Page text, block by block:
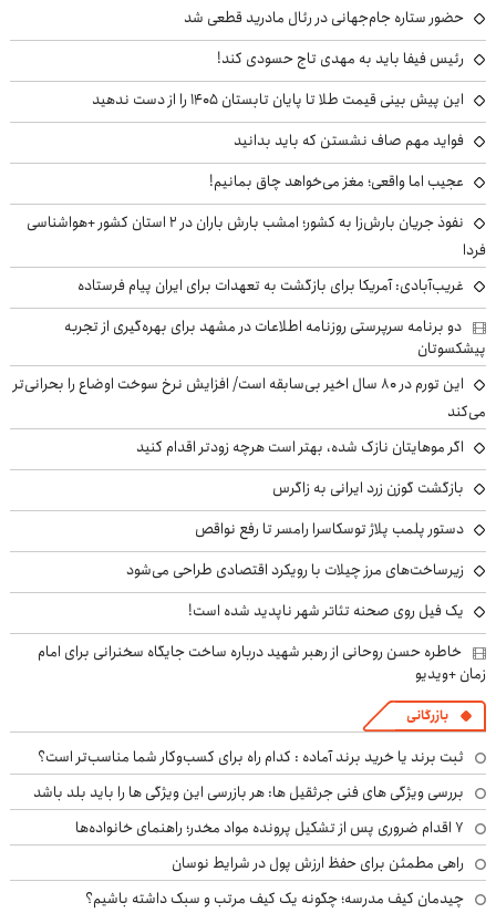
حضور ستاره جام‌جهانی در رئال مادرید قطعی شد
رئیس فیفا باید به مهدی تاج حسودی کند!
این پیش بینی قیمت طلا تا پایان تابستان ۱۴۰۵ را از دست ندهید
فواید مهم صاف نشستن که باید بدانید
عجیب اما واقعی؛ مغز می‌خواهد چاق بمانیم!
نفوذ جریان بارش‌زا به کشور؛ امشب بارش باران در ۲ استان کشور +هواشناسی
فردا
غریب‌آبادی: آمریکا برای بازگشت به تعهدات برای ایران پیام فرستاده
دو برنامه سرپرستی روزنامه اطلاعات در مشهد برای بهره‌گیری از تجربه
پیشکسوتان
این تورم در ۸۰ سال اخیر بی‌سابقه است/ افزایش نرخ سوخت اوضاع را بحرانی‌تر
می‌کند
اگر موهایتان نازک شده، بهتر است هرچه زودتر اقدام کنید
بازگشت گوزن زرد ایرانی به زاگرس
دستور پلمب پلاژ توسکاسرا رامسر تا رفع نواقص
زیرساخت‌های مرز چیلات با رویکرد اقتصادی طراحی می‌شود
یک فیل روی صحنه تئاتر شهر ناپدید شده است!
خاطره حسن روحانی از رهبر شهید درباره ساخت جایگاه سخنرانی برای امام
زمان +ویدیو
بازرگانی
ثبت برند یا خرید برند آماده : کدام راه برای کسب‌وکار شما مناسب‌تر است؟
بررسی ویژگی های فنی جرثقیل ها: هر بازرسی این ویژگی ها را باید بلد باشد
۷ اقدام ضروری پس از تشکیل پرونده مواد مخدر؛ راهنمای خانواده‌ها
راهی مطمئن برای حفظ ارزش پول در شرایط نوسان
چیدمان کیف مدرسه؛ چگونه یک کیف مرتب و سبک داشته باشیم؟